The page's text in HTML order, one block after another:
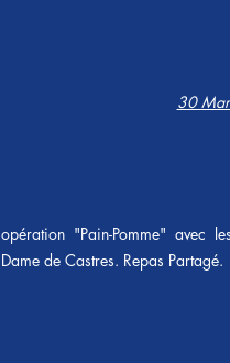
30
opération "Pain-Pomme" avec
Dame de Castres. Repas Partagé.